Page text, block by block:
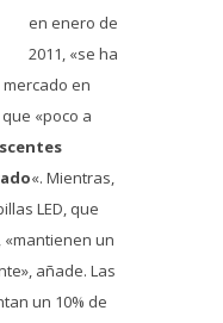
en enero de
2011, «se ha
en
«poco a
«. Mientras,
LED, que
«mantienen un
añade. Las
un 10% de